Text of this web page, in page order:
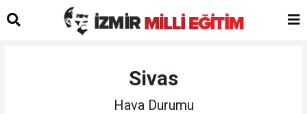
Sivas
Hava Durumu